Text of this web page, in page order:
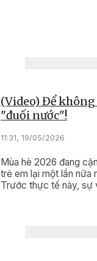
(Video) Để
"đuối nước"!
11:31, 19/05/2026
Mùa hè 2026 đang
trẻ em lại một lần nữa
Trước thực tế này, sự